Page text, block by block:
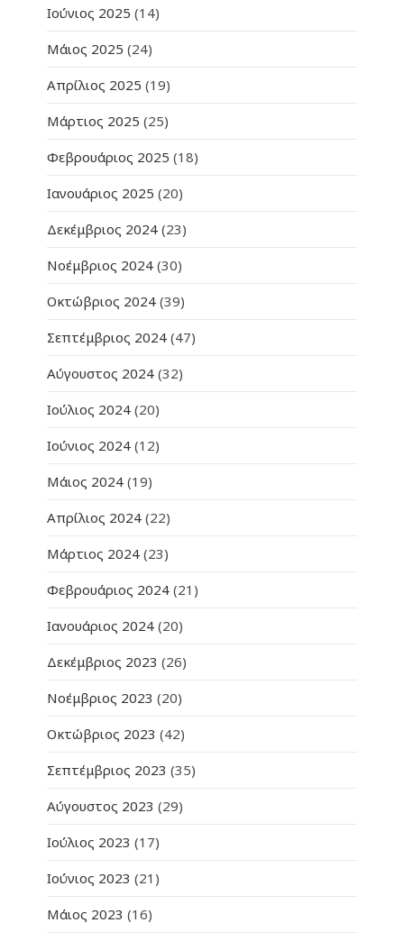
Ιούνιος 2025 (14)
Μάιος 2025 (24)
Απρίλιος 2025 (19)
Μάρτιος 2025 (25)
Φεβρουάριος 2025 (18)
Ιανουάριος 2025 (20)
Δεκέμβριος 2024 (23)
Νοέμβριος 2024 (30)
Οκτώβριος 2024 (39)
Σεπτέμβριος 2024 (47)
Αύγουστος 2024 (32)
Ιούλιος 2024 (20)
Ιούνιος 2024 (12)
Μάιος 2024 (19)
Απρίλιος 2024 (22)
Μάρτιος 2024 (23)
Φεβρουάριος 2024 (21)
Ιανουάριος 2024 (20)
Δεκέμβριος 2023 (26)
Νοέμβριος 2023 (20)
Οκτώβριος 2023 (42)
Σεπτέμβριος 2023 (35)
Αύγουστος 2023 (29)
Ιούλιος 2023 (17)
Ιούνιος 2023 (21)
Μάιος 2023 (16)